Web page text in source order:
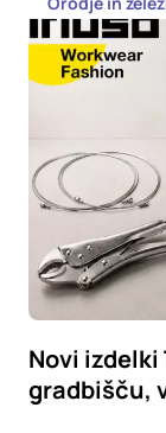
Novi izdelki
gradbišču,